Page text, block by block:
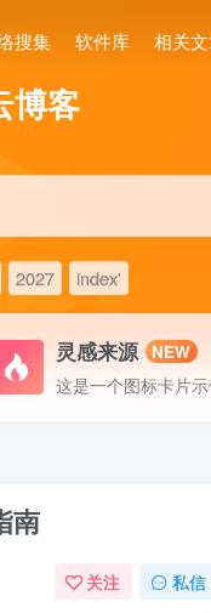
搜集 软件库 相关
博客
2027 index'
灵感来源 NEW
这是一个图标卡片
南
关注 私信